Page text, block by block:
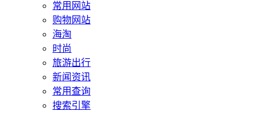
常用网站
购物网站
海淘
时尚
旅游出行
新闻资讯
常用查询
搜索引擎